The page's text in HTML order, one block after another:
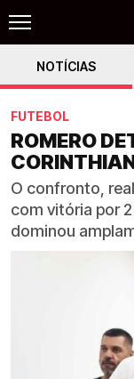
NOTÍCIAS
FUTEBOL
ROMERO
O confronto,
com vitória por
dominou